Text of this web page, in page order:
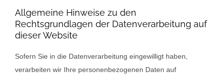
Allgemeine Hinweise zu den
Rechtsgrundlagen der Datenverarbeitung auf
dieser Website
Sofern Sie in die Datenverarbeitung eingewilligt haben,
verarbeiten wir Ihre personenbezogenen Daten auf